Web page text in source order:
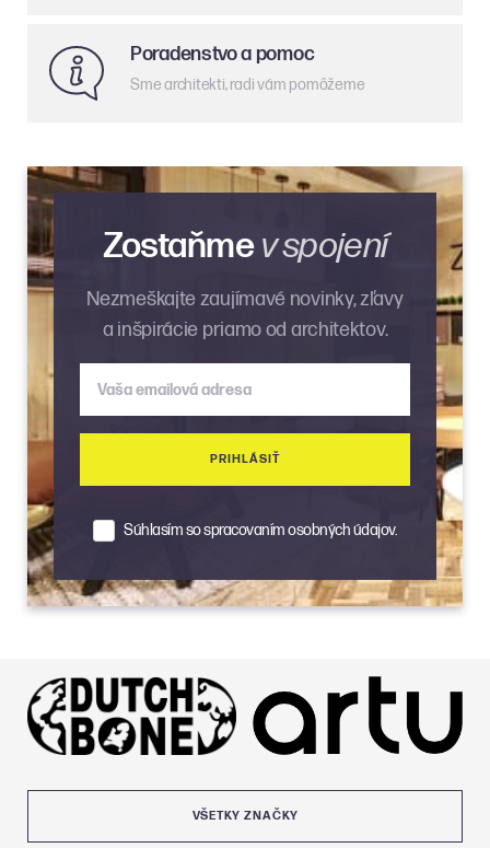
Poradenstvo a pomoc
Sme architekti, radi vám pomôžeme
Zostaňmev spojení
Nezmeškajte zaujímavé novinky, zľavy
a inšpirácie priamo od architektov.
Vaša emailová adresa
PRIHLÁSIŤ
Súhlasím so spracovaním osobných údajov.
VŠETKY ZNAČKY